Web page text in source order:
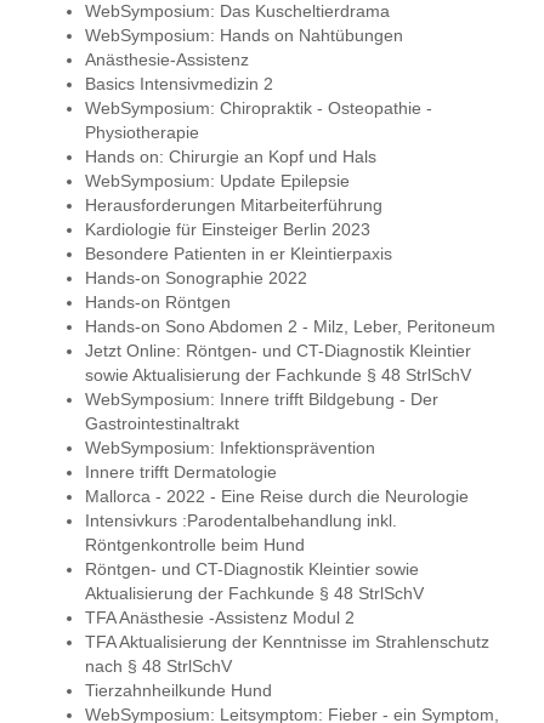
WebSymposium: Das Kuscheltierdrama
WebSymposium: Hands on Nahtübungen
Anästhesie-Assistenz
Basics Intensivmedizin 2
WebSymposium: Chiropraktik - Osteopathie -
Physiotherapie
Hands on: Chirurgie an Kopf und Hals
WebSymposium: Update Epilepsie
Herausforderungen Mitarbeiterführung
Kardiologie für Einsteiger Berlin 2023
Besondere Patienten in er Kleintierpaxis
Hands-on Sonographie 2022
Hands-on Röntgen
Hands-on Sono Abdomen 2 - Milz, Leber, Peritoneum
Jetzt Online: Röntgen- und CT-Diagnostik Kleintier
sowie Aktualisierung der Fachkunde § 48 StrlSchV
WebSymposium: Innere trifft Bildgebung - Der
Gastrointestinaltrakt
WebSymposium: Infektionsprävention
Innere trifft Dermatologie
Mallorca - 2022 - Eine Reise durch die Neurologie
Intensivkurs :Parodentalbehandlung inkl.
Röntgenkontrolle beim Hund
Röntgen- und CT-Diagnostik Kleintier sowie
Aktualisierung der Fachkunde § 48 StrlSchV
TFA Anästhesie -Assistenz Modul 2
TFA Aktualisierung der Kenntnisse im Strahlenschutz
nach § 48 StrlSchV
Tierzahnheilkunde Hund
WebSymposium: Leitsymptom: Fieber - ein Symptom,